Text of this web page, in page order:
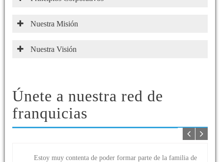
Nuestra Misión
Nuestra Visión
Únete a nuestra red de
franquicias
Estoy muy contenta de poder formar parte de la familia de